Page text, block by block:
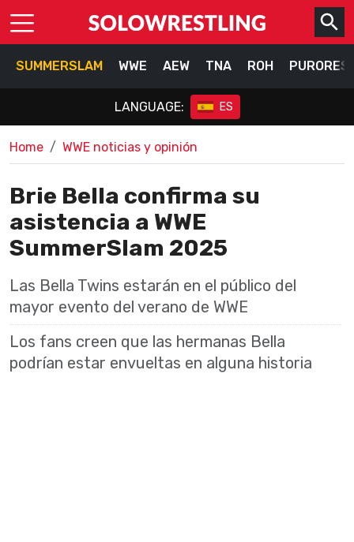
SUMMERSLAM WWE AEW TNA ROH
LANGUAGE: ES
Home WWE noticias y opinión
Brie Bella confirma su
asistencia a WWE
SummerSlam 2025
Las Bella Twins estarán en el público del
mayor evento del verano de WWE
Los fans creen que las hermanas Bella
podrían estar envueltas en alguna historia